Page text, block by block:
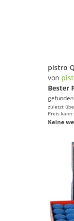
von
Bester
zuletzt
Preis
Keine